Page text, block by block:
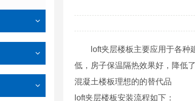
loft夹层楼板主要应用于各
低，房子保温隔热效果好，降低
混凝土楼板理想的的替代品
loft夹层楼板安装流程如下：